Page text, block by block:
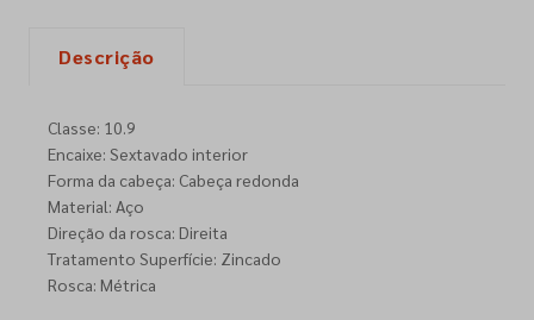
Descrição
Classe: 10.9
Encaixe: Sextavado interior
Forma da cabeça: Cabeça redonda
Material: Aço
Direção da rosca: Direita
Tratamento Superfície: Zincado
Rosca: Métrica